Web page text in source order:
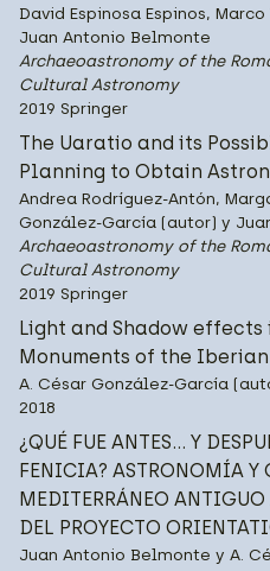
David Espinosa Espinos,
Juan Antonio Belmonte
Archaeoastronomy of the
Cultural Astronomy
2019 Springer
The Uaratio and its
Planning to Obtain
Andrea Rodríguez-Antón,
González-García (autor) y
Archaeoastronomy of the
Cultural Astronomy
2019 Springer
Light and Shadow
Monuments of the
A. César González-García
2018
¿QUÉ FUE ANTES… Y
FENICIA? ASTRONOMÍA Y
MEDITERRÁNEO ANTIGUO
DEL PROYECTO
Juan Antonio Belmonte y A.